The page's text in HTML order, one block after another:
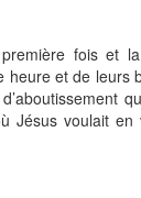
fois et
heure et de
Jésus voulait